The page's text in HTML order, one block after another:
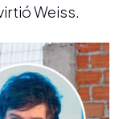
Weiss.